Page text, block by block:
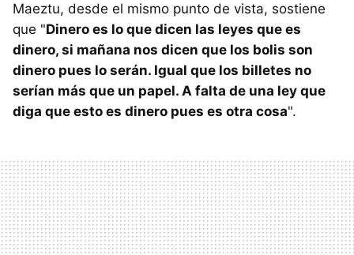
Maeztu, desde el mismo punto de vista, sostiene
que "Dinero es lo que dicen las leyes que es
dinero, si mañana nos dicen que los bolis son
dinero pues lo serán. Igual que los billetes no
serían más que un papel. A falta de una ley que
diga que esto es dinero pues es otra cosa".